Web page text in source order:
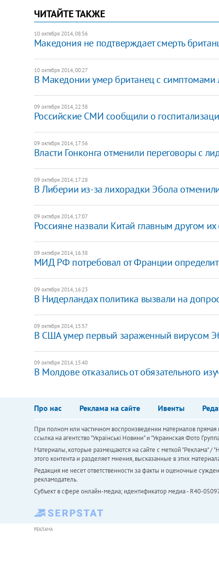
ЧИТАЙТЕ ТАКЖЕ
10 октября 2014, 08:56
Македония не подтверждает смерть
10 октября 2014, 00:27
В Македонии умер британец с симптомами
09 октября 2014, 22:38
Российские СМИ сообщили о
09 октября 2014, 17:56
Власти Гонконга отменили переговоры с
09 октября 2014, 17:28
​В Либерии из-за лихорадки Эбола
09 октября 2014, 17:07
Россияне назвали Китай главным другом их
09 октября 2014, 16:38
МИД РФ потребовал от Франции
09 октября 2014, 16:23
В Нидерландах политика вызвали на
09 октября 2014, 15:57
В США умер первый зараженный вирусом
09 октября 2014, 15:40
В Молдове отказались от обязательного
Про нас Реклама на сайте Ивенты
При полном или частичном воспроизведении материалов
ссылка на агентство "Українськi Новини" и "Украинская Фото
Материалы, которые размещаются на сайте с меткой "Реклама" /
этого контента и разделяет мнения, высказанные в этих
Редакция не несет ответственности за факты и оценочные
рекламодатель.
Субъект в сфере онлайн-медиа; идентификатор медиа - R40-
РЕКЛАМА